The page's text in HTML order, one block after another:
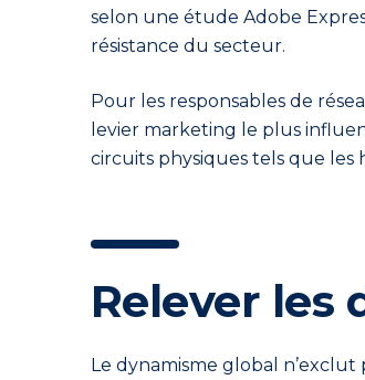
selon une étude Adobe
résistance du secteur.
Pour les responsables de
levier marketing le plus
circuits physiques tels que les
Relever les
Le dynamisme global